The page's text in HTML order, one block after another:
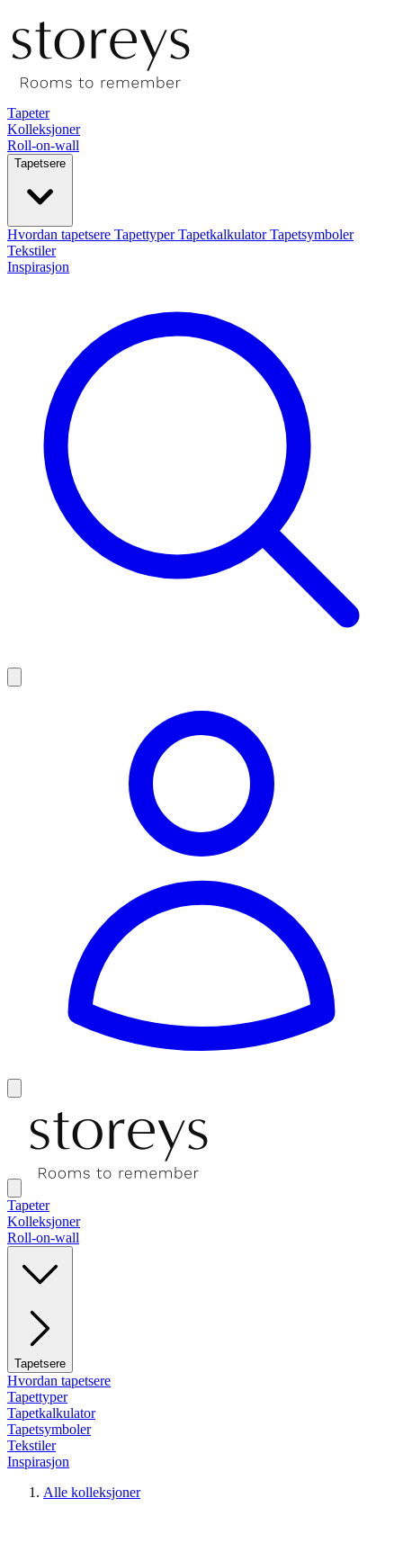
Tapeter
Kolleksjoner
Roll-on-wall
Tapetsere
Hvordan tapetsere TapettyperTapetkalkulatorTapetsymboler
Tekstiler
Inspirasjon
Tapeter
Kolleksjoner
Roll-on-wall
Tapetsere
Hvordan tapetsere
Tapettyper
Tapetkalkulator
Tapetsymboler
Tekstiler
Inspirasjon
Alle kolleksjoner